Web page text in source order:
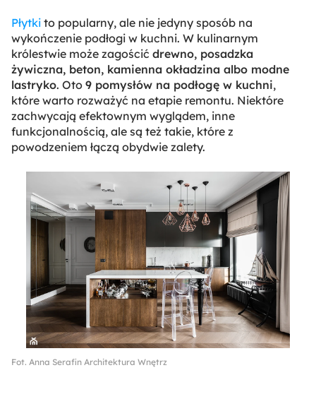
Płytki to popularny, ale nie jedyny sposób na
wykończenie podłogi w kuchni. W kulinarnym
królestwie może zagościć drewno, posadzka
żywiczna, beton, kamienna okładzina albo modne
lastryko. Oto 9 pomysłów na podłogę w kuchni,
które warto rozważyć na etapie remontu. Niektóre
zachwycają efektownym wyglądem, inne
funkcjonalnością, ale są też takie, które z
powodzeniem łączą obydwie zalety.
Fot. Anna Serafin Architektura Wnętrz